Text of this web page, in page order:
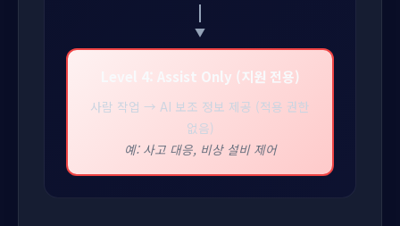
Level 4: Assist Only (지원 전용)
사람 작업 → AI 보조 정보 제공 (적용 권한
없음)
예: 사고 대응, 비상 설비 제어